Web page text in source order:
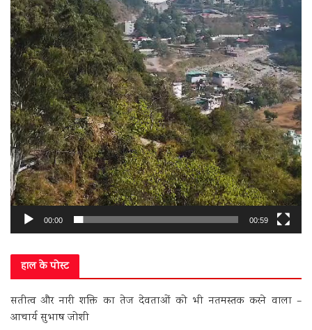
00:00 00:59
हाल के पोस्ट
सतीत्व और नारी शक्ति का तेज देवताओं को भी नतमस्तक करने वाला –
आचार्य सुभाष जोशी